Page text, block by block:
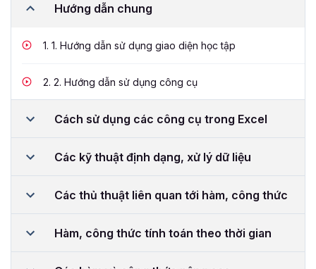
Hướng dẫn chung
1. 1. Hướng dẫn sử dụng giao diện học tập
2. 2. Hướng dẫn sử dụng công cụ
Cách sử dụng các công cụ trong Excel
Các kỹ thuật định dạng, xử lý dữ liệu
Các thủ thuật liên quan tới hàm, công thức
Hàm, công thức tính toán theo thời gian